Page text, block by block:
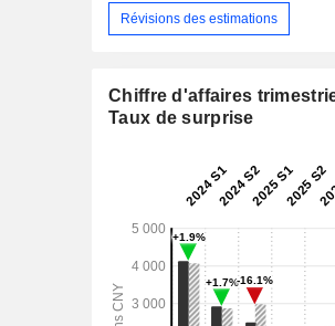
Révisions des estimations
Chiffre d'affaires
Taux de surprise